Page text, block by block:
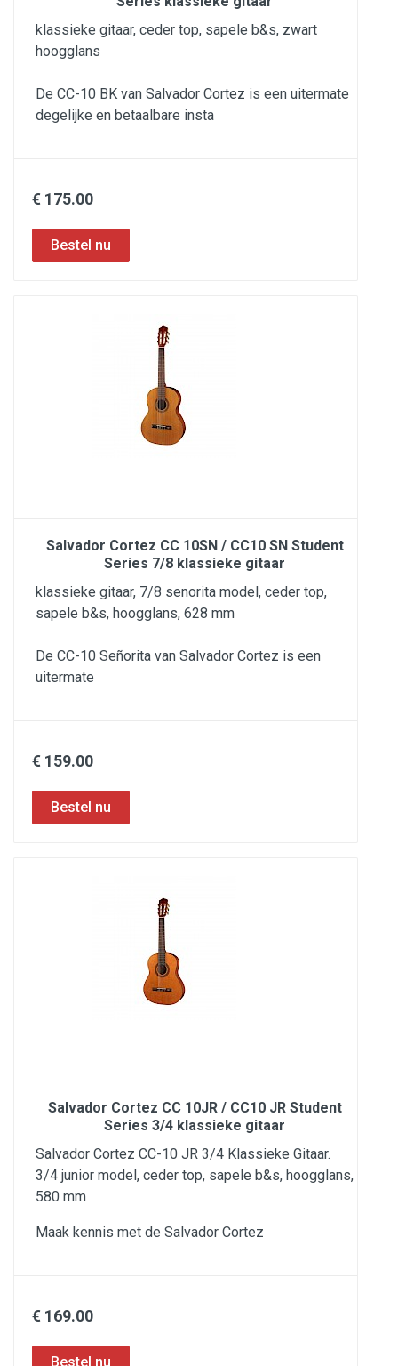
klassieke gitaar, ceder top, sapele b&s, zwart
hoogglans
De CC-10 BK van Salvador Cortez is een uitermate
degelijke en betaalbare insta
€ 175.00
Salvador Cortez CC 10SN / CC10 SN Student
Series 7/8 klassieke gitaar
klassieke gitaar, 7/8 senorita model, ceder top,
sapele b&s, hoogglans, 628 mm
De CC-10 Señorita van Salvador Cortez is een
uitermate
€ 159.00
Salvador Cortez CC 10JR / CC10 JR Student
Series 3/4 klassieke gitaar
Salvador Cortez CC-10 JR 3/4 Klassieke Gitaar.
3/4 junior model, ceder top, sapele b&s, hoogglans,
580 mm
Maak kennis met de Salvador Cortez
€ 169.00